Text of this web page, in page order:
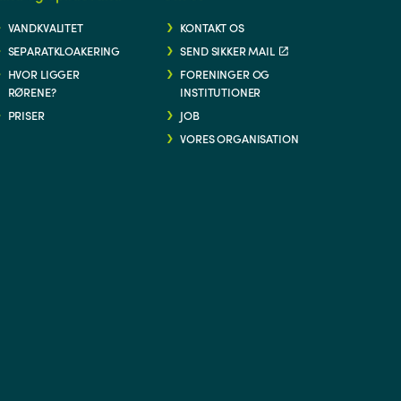
VANDKVALITET
SEPARATKLOAKERING
HVOR LIGGER
RØRENE?
PRISER
KONTAKT OS
SEND SIKKER MAIL
FORENINGER OG
INSTITUTIONER
JOB
VORES ORGANISATION